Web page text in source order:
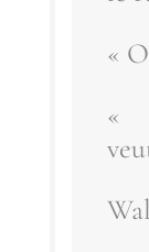
«
«